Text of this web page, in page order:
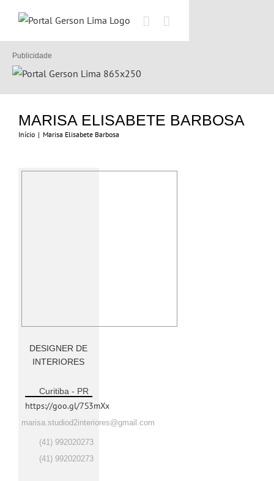
o
conteúdo
Publicidade
MARISA ELISABETE BARBOSA
Início | Marisa Elisabete Barbosa
DESIGNER DE
INTERIORES
Curitiba - PR
https://goo.gl/7S3mXx
marisa.studiod2interiores@gmail.com
(41) 992020273
(41) 992020273